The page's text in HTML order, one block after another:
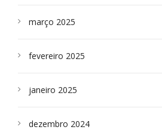
março 2025
fevereiro 2025
janeiro 2025
dezembro 2024